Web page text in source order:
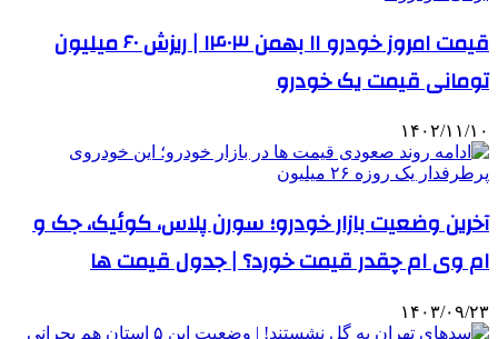
قیمت امروز خودرو ۱۱ بهمن ۱۴۰۳ | ریزش ۶۰ میلیون
تومانی قیمت یک خودرو
۱۴۰۲/۱۱/۱۰
آخرین وضعیت بازار خودرو؛ سورن پلاس، کوئیک، جک و
ام وی ام چقدر قیمت خورد؟ | جدول قیمت ها
۱۴۰۳/۰۹/۲۳